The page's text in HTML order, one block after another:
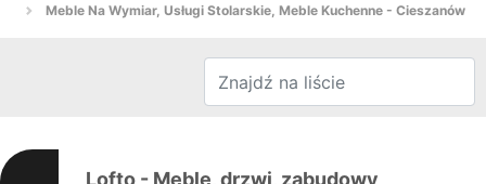
Meble Na Wymiar, Usługi Stolarskie, Meble Kuchenne - Cieszanów
Lofto - Meble, drzwi, zabudowy